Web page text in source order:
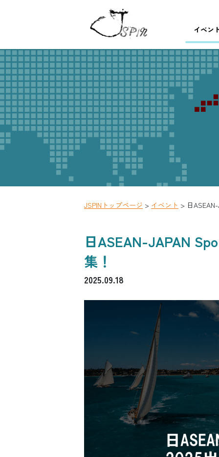
イベン
JSPINトップページ イベント 日
日ASEAN-JAPAN
集！
2025.09.18